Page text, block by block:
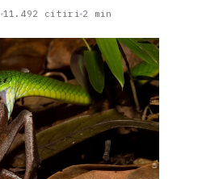
11.492 citiri 2 min